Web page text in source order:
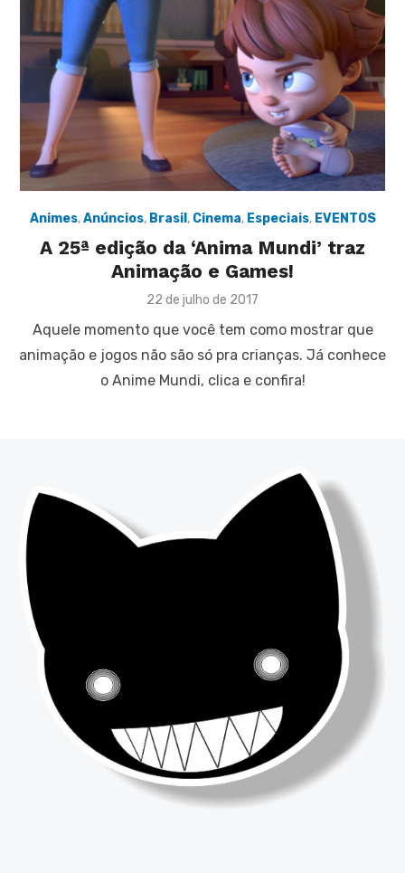
Animes,Anúncios, Brasil , Cinema, Especiais, EVENTOS
A 25ª edição da ‘Anima Mundi’ traz
Animação e Games!
Posted
22 de julho de 2017
Aquele momento que você tem como mostrar que
animação e jogos não são só pra crianças. Já conhece
o Anime Mundi, clica e confira!